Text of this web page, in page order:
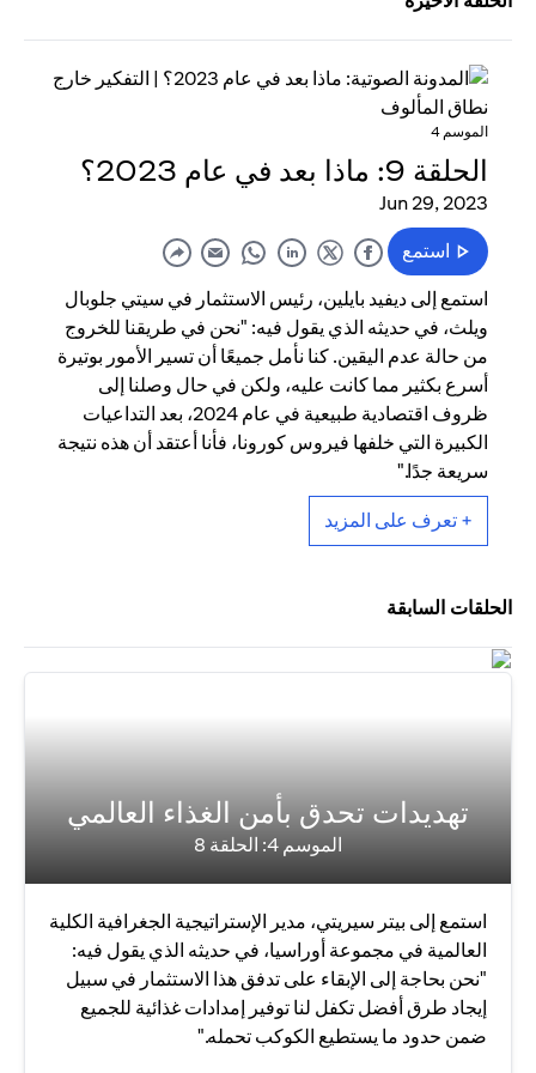
الموسم 4
الحلقة 9: ماذا بعد في عام 2023؟
Jun 29, 2023
استمع
استمع إلى ديفيد بايلين، رئيس الاستثمار في سيتي جلوبال
ويلث، في حديثه الذي يقول فيه: "نحن في طريقنا للخروج
من حالة عدم اليقين. كنا نأمل جميعًا أن تسير الأمور بوتيرة
أسرع بكثير مما كانت عليه، ولكن في حال وصلنا إلى
ظروف اقتصادية طبيعية في عام 2024، بعد التداعيات
الكبيرة التي خلفها فيروس كورونا، فأنا أعتقد أن هذه نتيجة
سريعة جدًا."
+ تعرف على المزيد
الحلقات السابقة
تهديدات تحدق بأمن الغذاء العالمي
الموسم 4: الحلقة 8
استمع إلى بيتر سيريتي، مدير الإستراتيجية الجغرافية الكلية
العالمية في مجموعة أوراسيا، في حديثه الذي يقول فيه:
"نحن بحاجة إلى الإبقاء على تدفق هذا الاستثمار في سبيل
إيجاد طرق أفضل تكفل لنا توفير إمدادات غذائية للجميع
ضمن حدود ما يستطيع الكوكب تحمله."